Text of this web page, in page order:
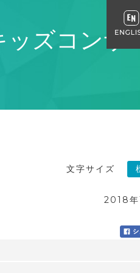
ッズコンサ
2018年
文字サイズ